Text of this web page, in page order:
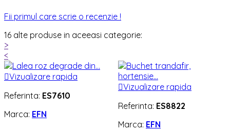
Fii primul care scrie o recenzie !
16 alte produse in aceeasi categorie:
>
<
Vizualizare rapida
Referinta: ES7610
Marca: EFN
Vizualizare rapida
Referinta: ES8822
Marca: EFN